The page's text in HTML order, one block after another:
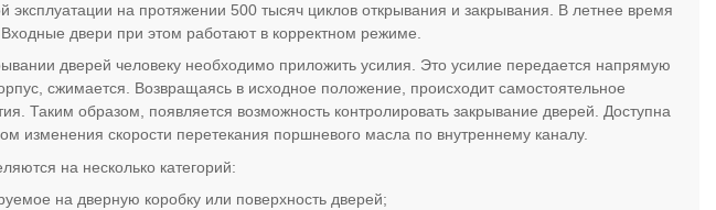
эксплуатации на протяжении 500 тысяч циклов открывания и закрывания. В летнее время
двери при этом работают в корректном режиме.
дверей человеку необходимо приложить усилия. Это усилие передается напрямую
сжимается. Возвращаясь в исходное положение, происходит самостоятельное
Таким образом, появляется возможность контролировать закрывание дверей. Доступна
изменения скорости перетекания поршневого масла по внутреннему каналу.
на несколько категорий:
на дверную коробку или поверхность дверей;